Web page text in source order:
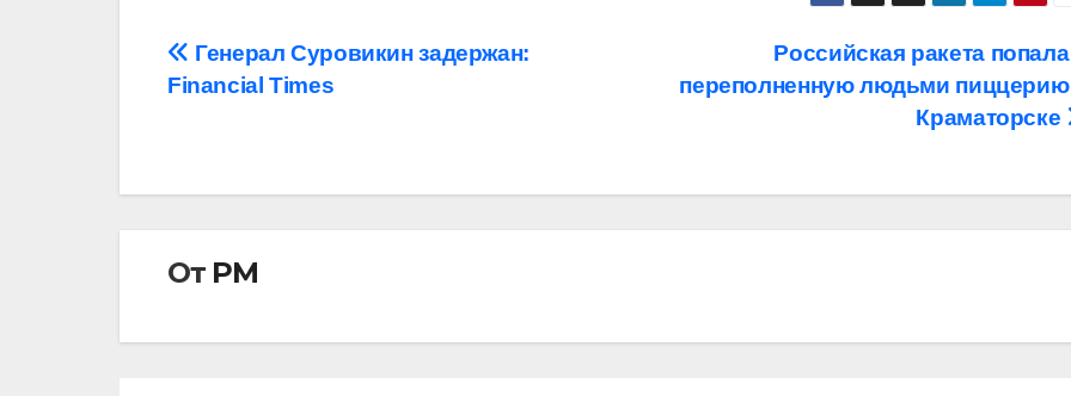
Навигация
Российская ракета
переполненную людьми
Краматорске
Генерал Суровикин задержан:
Financial Times
От РМ